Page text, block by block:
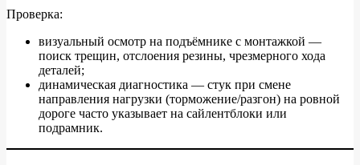
Проверка:
визуальный осмотр на подъёмнике с монтажкой —
поиск трещин, отслоения резины, чрезмерного хода
деталей;
динамическая диагностика — стук при смене
направления нагрузки (торможение/разгон) на ровной
дороге часто указывает на сайлентблоки или
подрамник.